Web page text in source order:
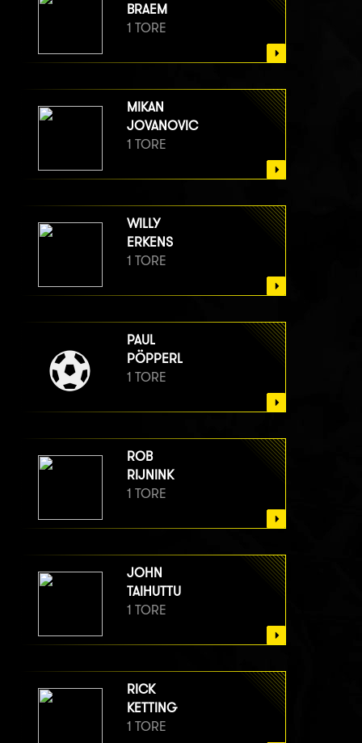
BRAEM
1 TORE
MIKAN
JOVANOVIC
1 TORE
WILLY
ERKENS
1 TORE
PAUL
PÖPPERL
1 TORE
ROB
RIJNINK
1 TORE
JOHN
TAIHUTTU
1 TORE
RICK
KETTING
1 TORE